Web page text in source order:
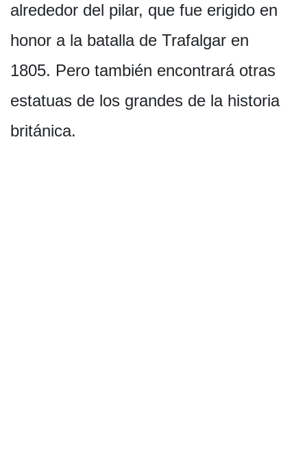
alrededor del pilar, que fue erigido en
honor a la batalla de Trafalgar en
1805. Pero también encontrará otras
estatuas de los grandes de la historia
británica.